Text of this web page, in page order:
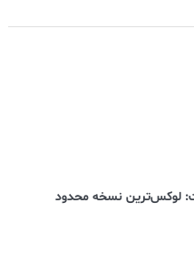
لوکس‌ترین نسخه محدود